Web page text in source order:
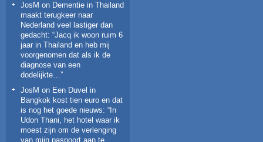
JosM on Dementie in Thailand
maakt terugkeer naar
Nederland veel lastiger dan
gedacht: “Jacq ik woon ruim 6
jaar in Thailand en heb mij
voorgenomen dat als ik de
diagnose van een
dodelijkte… ”
JosM on Een Duvel in
Bangkok kost tien euro en dat
is nog het goede nieuws: “ In
Udon Thani, het hotel waar ik
moest zijn om de verlenging
van mijn paspoort aan te